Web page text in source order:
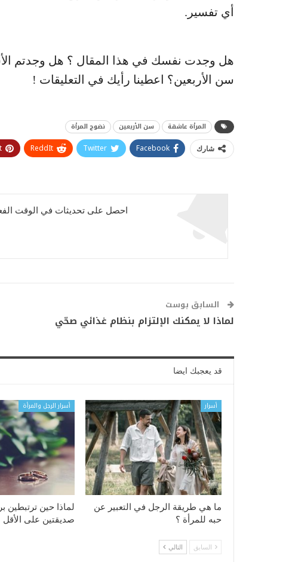
أي تفسير.
هل وجدت نفسك في هذا المقال ؟ هل وجدتم
سن الأربعين؟ اعطينا رأيك في التعليقات !
المرأة عاشقة سن الأربعين نضوج المرأة
شارك Facebook
Twitter
ReddIt
احصل على تحديثات في الوقت
السابق بوست
لماذا لا يمكنك الإلتزام بنظام غذائي صحّي
قد يعجبك ايضا
أسرار
ما هي طريقة الرجل في التعبير عن
حبه للمرأة ؟
أسرار الرجل والمرأة
لماذا حين ترتبطين
صديقتين على الأقل
السابق التالي